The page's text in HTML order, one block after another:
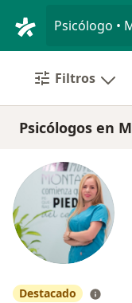
Psicólogo •
Filtros
Psicólogos en
Destacado